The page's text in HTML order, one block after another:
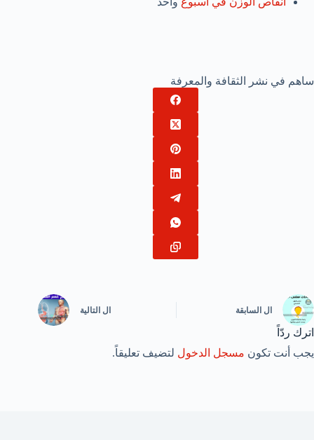
ساهم في نشر الثقافة والمعرفة
ال السابقة ال التالية
اترك ردّاً
يجب أنت تكون مسجل الدخول لتضيف تعليقاً.